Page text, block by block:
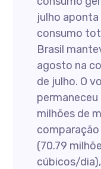
julho aponta
consumo
Brasil
agosto na
de julho. O
permaneceu
milhões de
(70.79
cúbicos/dia),